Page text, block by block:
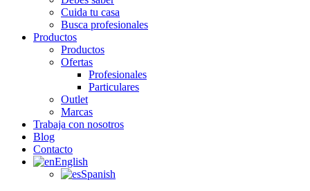
Cuida tu casa
Busca profesionales
Productos
Productos
Ofertas
Profesionales
Particulares
Outlet
Marcas
Trabaja con nosotros
Blog
Contacto
English
Spanish